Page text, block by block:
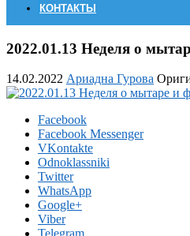
КОНТАКТЫ
2022.01.13 Неделя о
14.02.2022 Ариадна Гурова
Facebook
Facebook Messenger
VKontakte
Odnoklassniki
Twitter
WhatsApp
Google+
Viber